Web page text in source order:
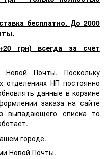
бесплатно. До 2000
грн) всегда за счет
Почты. Поскольку
НП постоянно
данные в корзине
заказа на сайте
выпадающего списка то
городе.
Новой Почты.